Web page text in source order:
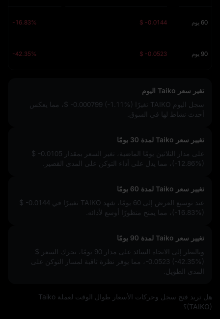
60 يوم $ -0.0144
-16.83%
90 يوم $ -0.0523
-42.35%
تغير سعر Taiko اليوم
سجل اليوم TAIKO تغيرًا
$ -0.000799 (-1.11%)، مما يعكس
أحدث نشاط لها في السوق.
تغيير سعر Taiko لمدة 30 يومًا
على مدار الثلاثين يومًا الماضية، تغير السعر بمقدار $ -0.0105
(-12.86%) ، مما يدل على أداء التوكن على المدى القصير.
تغيير سعر Taiko لمدة 60 يومًا
عند توسيع العرض إلى 60 يومًا، شهد TAIKO تغييرًا في
$ -0.0144
(-16.83%) ، مما يمنح منظورًا أوسع لأدائه.
تغيير سعر Taiko لمدة 90 يومًا
وبالنظر إلى الاتجاه السائد على مدار 90 يومًا، تحرك السعر
$
-0.0523 (-42.35%)، مما يوفر نظرة ثاقبة لمسار التوكن على
المدى الطويل.
هل تريد فتح سجل وحركات الأسعار طوال الوقت لعملة Taiko
(TAIKO)؟